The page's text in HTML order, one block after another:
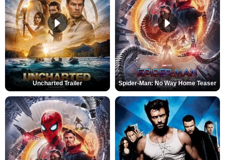
Uncharted Trailer Spider-Man: No Way Home Teaser